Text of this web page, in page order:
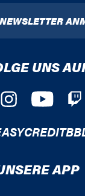
UNS
APP